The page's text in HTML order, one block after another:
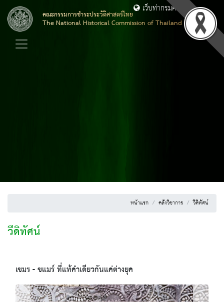
คณะกรรมการชำระประวัติศาสตร์ไทย
The​ National​ Historical​ Commission​ of​ Thailand
เว็บท่ากรมศิลปากร
หน้าแรก คลังวิชาการ วีดิทัศน์
วีดิทัศน์
เขมร - ขแมร์ ที่แท้คำเดียวกันแค่ต่างยุค